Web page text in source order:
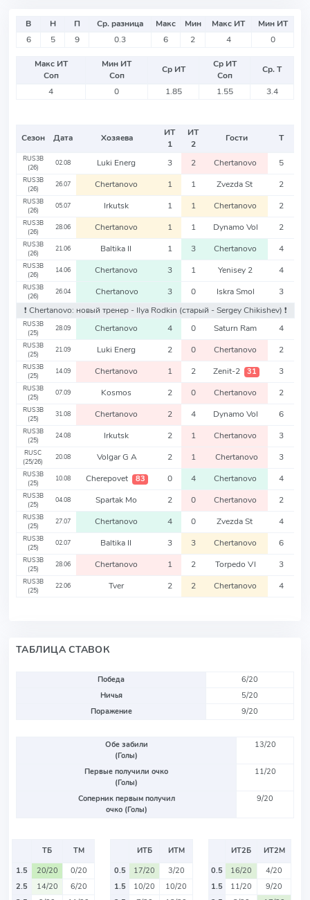
В Н П Ср. разница Макс Мин Макс ИТ
Мин ИТ
6
5 9 0.3 6 2 4 0
Макс ИТ
Соп
Мин ИТ
Соп
Ср ИТ
Ср ИТ
Соп
Ср. Т
4
0 1.85 1.55 3.4
Сезон Дата Хозяева
ИТ
1
ИТ
2
Гости Т
RUS3B
(26)
02.08 Luki Energ 3 2 Chertanovo 5
RUS3B
(26)
26.07 Chertanovo 1 1 Zvezda St 2
RUS3B
(26)
05.07 Irkutsk 1 1 Chertanovo 2
RUS3B
(26)
28.06 Chertanovo 1 1 Dynamo Vol 2
RUS3B
(26)
21.06 Baltika II 1 3 Chertanovo 4
RUS3B
(26)
14.06 Chertanovo 3 1 Yenisey 2 4
RUS3B
(26)
26.04 Chertanovo 3 0 Iskra Smol
3
❗️ Chertanovo: новый тренер - Ilya Rodkin (старый - Sergey Chikishev) ❗️
RUS3B
(25)
28.09 Chertanovo 4 0 Saturn Ram 4
RUS3B
(25)
21.09 Luki Energ 2 0 Chertanovo 2
RUS3B
(25)
14.09 Chertanovo 1 2 Zenit-2 31 3
RUS3B
(25)
07.09 Kosmos 2 0 Chertanovo 2
RUS3B
(25)
31.08 Chertanovo 2 4 Dynamo Vol 6
RUS3B
(25)
24.08 Irkutsk 2 1 Chertanovo 3
RUSC
(25/26)
20.08 Volgar G A 2 1 Chertanovo 3
RUS3B
(25)
10.08 Cherepovet 83 0 4 Chertanovo 4
RUS3B
(25)
04.08 Spartak Mo 2 0 Chertanovo 2
RUS3B
(25)
27.07 Chertanovo 4 0 Zvezda St 4
RUS3B
(25)
02.07 Baltika II 3 3 Chertanovo 6
RUS3B
(25)
28.06 Chertanovo 1 2 Torpedo Vl 3
RUS3B
(25)
22.06 Tver 2 2 Chertanovo 4
ТАБЛИЦА СТАВОК
Победа
6/20
Ничья
5/20
Поражение
9/20
Обе забили
(Голы)
13/20
Первые получили очко
(Голы)
11/20
Соперник первым получил
очко (Голы)
9/20
ТБ
ТМ
1.5
20/20
0/20
2.5
14/20
6/20
ИТБ
ИТМ
0.5
17/20
3/20
1.5
10/20
10/20
ИТ2Б
ИТ2М
0.5
16/20
4/20
1.5
11/20
9/20